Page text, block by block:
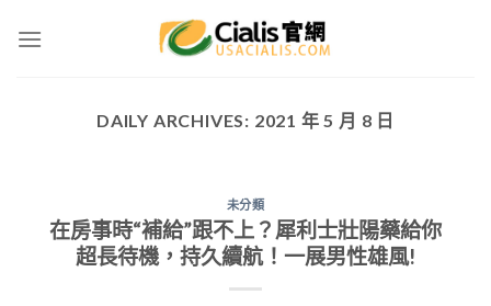
DAILY ARCHIVES: 2021 年 5 月 8 日
未分類
在房事時“補給”跟不上？犀利士壯陽藥給你
超長待機，持久續航！一展男性雄風!